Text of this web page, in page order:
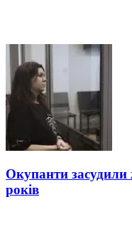
Окупанти
років